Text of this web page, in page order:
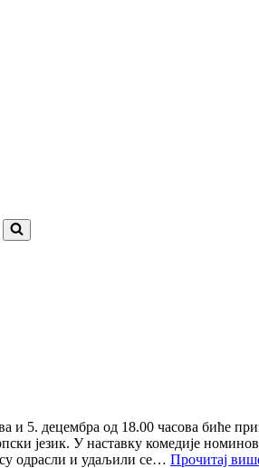
и 5. децембра од 18.00 часова
У наставку комедије
одрасли и удаљили се… Прочитај